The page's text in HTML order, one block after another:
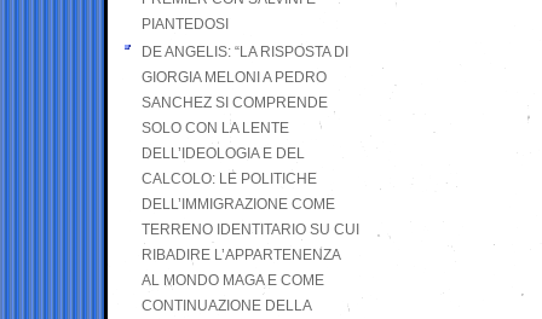
PIANTEDOSI
DE ANGELIS: “LA RISPOSTA DI
GIORGIA MELONI A PEDRO
SANCHEZ SI COMPRENDE
SOLO CON LA LENTE
DELL’IDEOLOGIA E DEL
CALCOLO: LE POLITICHE
DELL’IMMIGRAZIONE COME
TERRENO IDENTITARIO SU CUI
RIBADIRE L’APPARTENENZA
AL MONDO MAGA E COME
CONTINUAZIONE DELLA